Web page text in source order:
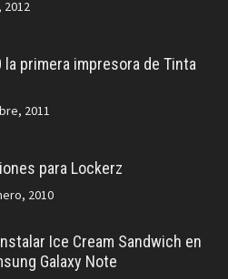
2012
la primera impresora de Tinta
2011
para Lockerz
2010
Ice Cream Sandwich en
Galaxy Note